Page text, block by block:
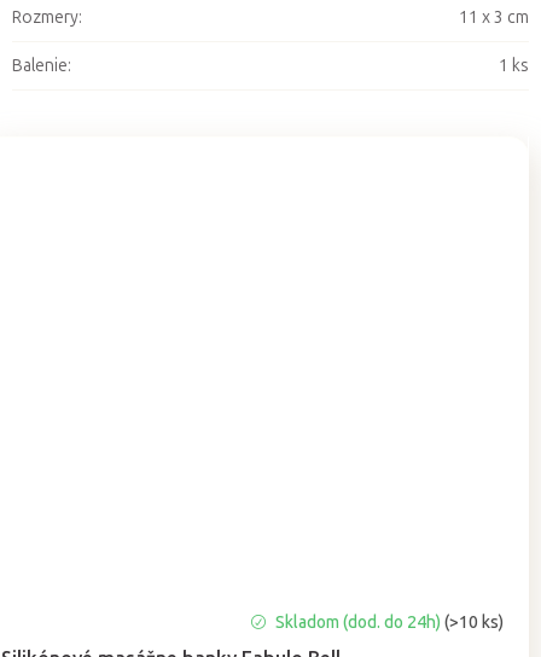
hodnotenie
Skladom (dod. do 24h)(>10 ks)
Rozmery: 11 x 3 cm
Balenie: 1 ks